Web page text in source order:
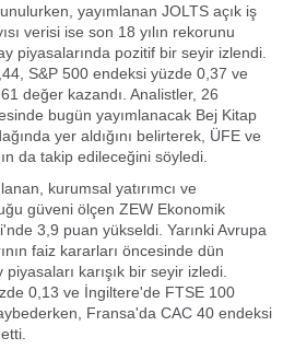
yayımlanan JOLTS açık iş
verisi ise son 18 yılın rekorunu
piyasalarında pozitif bir seyir izlendi.
S&P 500 endeksi yüzde 0,37 ve
değer kazandı. Analistler, 26
bugün yayımlanacak Bej Kitap
yer aldığını belirterek, ÜFE ve
da takip edileceğini söyledi.
kurumsal yatırımcı ve
güveni ölçen ZEW Ekonomik
3,9 puan yükseldi. Yarınki Avrupa
faiz kararları öncesinde dün
karışık bir seyir izledi.
0,13 ve İngiltere'de FTSE 100
Fransa'da CAC 40 endeksi